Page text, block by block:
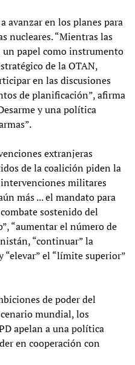
avanzar en los planes para
nucleares. “Mientras las
un papel como instrumento
de la OTAN,
en las discusiones
de planificación”, afirma
y una política
extranjeras
de la coalición piden la
militares
más ... el mandato para
sostenido del
“aumentar el número de
“continuar” la
el “límite superior”
de poder del
mundial, los
apelan a una política
en cooperación con